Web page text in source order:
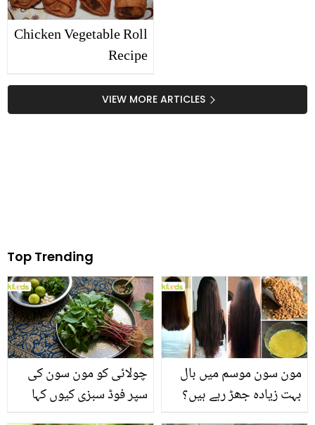
Chicken Vegetable Roll
Recipe
VIEW MORE ARTICLES
Top Trending
چولائی کو مون سون کی
سپر فوڈ سبزی کیوں کہا
مون سون موسم میں بال
بہت زیادہ جھڑ رہے ہیں؟